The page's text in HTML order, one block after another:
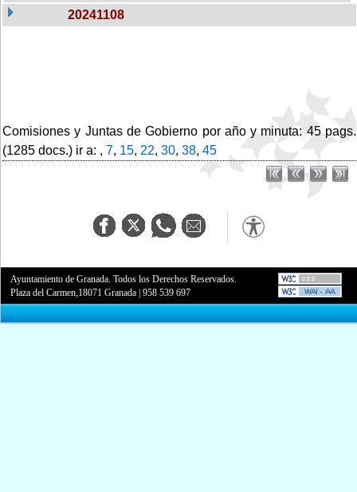
20241108
Comisiones y Juntas de Gobierno por año y minuta: 45 pags.
(1285 docs.) ir a: , 7, 15, 22, 30, 38, 45
Ayuntamiento de Granada. Todos los Derechos Reservados.
Plaza del Carmen,18071 Granada |958 539 697